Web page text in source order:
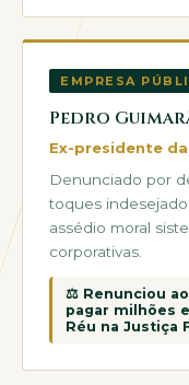
EMPRESA
Pedro
Ex-presidente
Denunciado por
toques
assédio moral
corporativas.
⚖ Renunciou ao
pagar milhões
Réu na Justiça